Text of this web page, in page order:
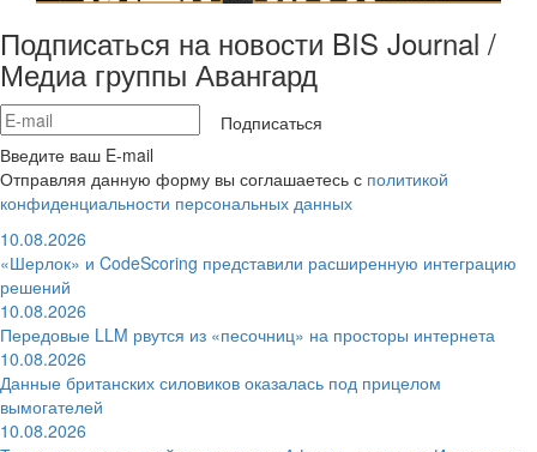
Подписаться на новости BIS Journal /
Медиа группы Авангард
Подписаться
Введите ваш E-mail
Отправляя данную форму вы соглашаетесь с политикой
конфиденциальности персональных данных
10.08.2026
«Шерлок» и CodeScoring представили расширенную интеграцию
решений
10.08.2026
Передовые LLM рвутся из «песочниц» на просторы интернета
10.08.2026
Данные британских силовиков оказалась под прицелом
вымогателей
10.08.2026